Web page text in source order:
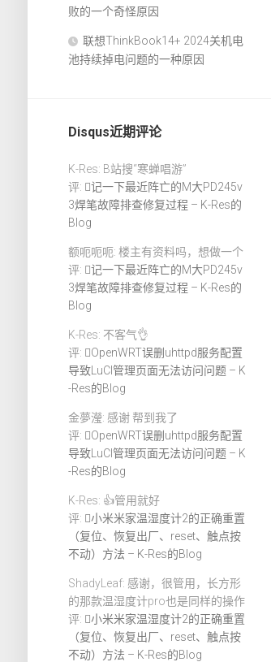
败的一个奇怪原因
联想ThinkBook14+ 2024关机电
池持续掉电问题的一种原因
Disqus近期评论
K-Res: B站搜“寒蝉唱游”
评:
记一下最近阵亡的M大PD245v
3焊笔故障排查修复过程 – K-Res的
Blog
额呃呃呃: 楼主有资料吗，想做一个
评:
记一下最近阵亡的M大PD245v
3焊笔故障排查修复过程 – K-Res的
Blog
K-Res: 不客气👌
评:
OpenWRT误删uhttpd服务配置
导致LuCI管理页面无法访问问题 – K
-Res的Blog
金夢瀅: 感谢 帮到我了
评:
OpenWRT误删uhttpd服务配置
导致LuCI管理页面无法访问问题 – K
-Res的Blog
K-Res: 👍管用就好
评:
小米米家温湿度计2的正确重置
（复位、恢复出厂、reset、触点按
不动）方法 – K-Res的Blog
ShadyLeaf: 感谢，很管用，长方形
的那款温湿度计pro也是同样的操作
评:
小米米家温湿度计2的正确重置
（复位、恢复出厂、reset、触点按
不动）方法 – K-Res的Blog